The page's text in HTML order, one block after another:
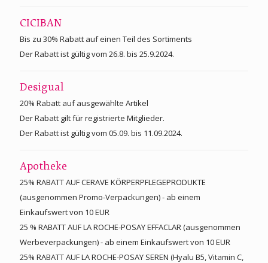
CICIBAN
Bis zu 30% Rabatt auf einen Teil des Sortiments
Der Rabatt ist gültig vom 26.8. bis 25.9.2024.
Desigual
20% Rabatt auf ausgewählte Artikel
Der Rabatt gilt für registrierte Mitglieder.
Der Rabatt ist gültig vom 05.09. bis 11.09.2024.
Apotheke
25% RABATT AUF CERAVE KÖRPERPFLEGEPRODUKTE
(ausgenommen Promo-Verpackungen) - ab einem
Einkaufswert von 10 EUR
25 % RABATT AUF LA ROCHE-POSAY EFFACLAR (ausgenommen
Werbeverpackungen) - ab einem Einkaufswert von 10 EUR
25% RABATT AUF LA ROCHE-POSAY SEREN (Hyalu B5, Vitamin C,